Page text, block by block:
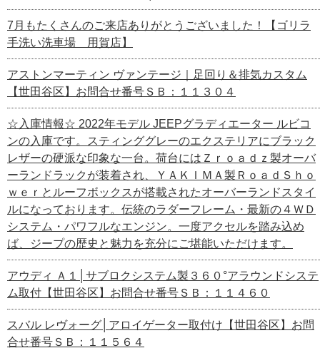
7月もたくさんのご来店ありがとうございました！【ゴリラ
手洗い洗車場 用賀店】
アストンマーティン ヴァンテージ｜足回り＆排気カスタム
【世田谷区】お問合せ番号ＳＢ：１１３０４
☆入庫情報☆ 2022年モデル JEEPグラディエーター ルビコ
ンの入庫です。スティンググレーのエクステリアにブラック
レザーの硬派な印象な一台。荷台にはＺｒｏａｄｚ製オーバ
ーランドラックが装着され、ＹＡＫＩＭＡ製ＲｏａｄＳｈｏ
ｗｅｒとルーフボックスが搭載されたオーバーランドスタイ
ルになっております。伝統のラダーフレーム・最新の４ＷＤ
システム・パワフルなエンジン。一度アクセルを踏み込め
ば、ジープの歴史と魅力を充分にご堪能いただけます。
アウディ Ａ１│サブロクシステム製３６０°アラウンドシステ
ム取付【世田谷区】お問合せ番号ＳＢ：１１４６０
スバル レヴォーグ│アロイゲーター取付け【世田谷区】お問
合せ番号ＳＢ：１１５６４